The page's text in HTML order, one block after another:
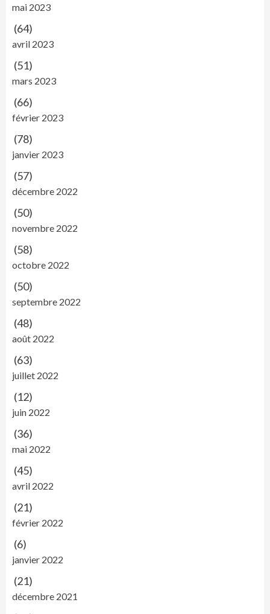
mai 2023
(64)
avril 2023
(51)
mars 2023
(66)
février 2023
(78)
janvier 2023
(57)
décembre 2022
(50)
novembre 2022
(58)
octobre 2022
(50)
septembre 2022
(48)
août 2022
(63)
juillet 2022
(12)
juin 2022
(36)
mai 2022
(45)
avril 2022
(21)
février 2022
(6)
janvier 2022
(21)
décembre 2021